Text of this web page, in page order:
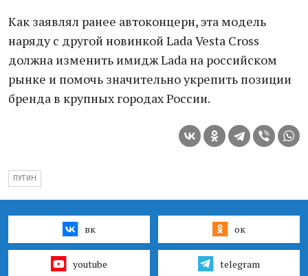
Как заявлял ранее автоконцерн, эта модель
наряду с другой новинкой Ladа Vesta Cross
должна изменить имидж Ladа на российском
рынке и помочь значительно укрепить позиции
бренда в крупных городах России.
ПУТИН
вк ок
youtube telegram